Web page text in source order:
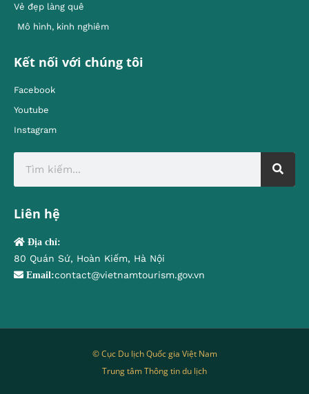
Vẻ đẹp làng quê
Mô hình, kinh nghiêm
Kết nối với chúng tôi
Facebook
Youtube
Instagram
Liên hệ
Địa chỉ:
80 Quán Sứ, Hoàn Kiếm, Hà Nội
Email:contact@vietnamtourism.gov.vn
© Cục Du lịch Quốc gia Việt Nam
Trung tâm Thông tin du lịch